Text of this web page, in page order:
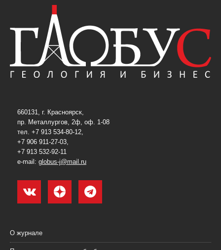
660131, г. Красноярск,
пр. Металлургов, 2ф, оф. 1-08
тел. +7 913 534-80-12,
+7 906 911-27-03,
+7 913 532-92-11
e-mail: globus-j@mail.ru
О журнале